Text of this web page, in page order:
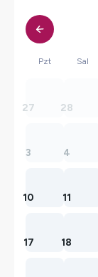
Pzt Sal
27 28
3 4
10 11
17 18